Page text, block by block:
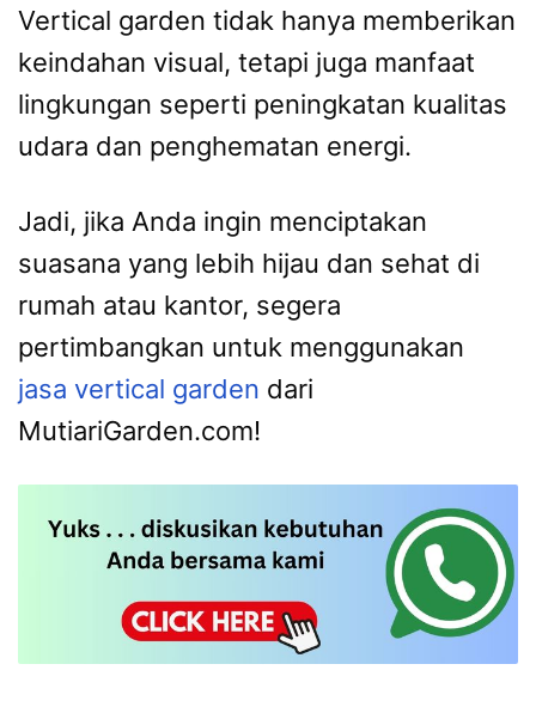
Vertical garden tidak hanya memberikan
keindahan visual, tetapi juga manfaat
lingkungan seperti peningkatan kualitas
udara dan penghematan energi.
Jadi, jika Anda ingin menciptakan
suasana yang lebih hijau dan sehat di
rumah atau kantor, segera
pertimbangkan untuk menggunakan
jasa vertical garden dari
MutiariGarden.com!